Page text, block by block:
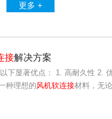
更多 +
接解决方案
下显著优点： 1. 高耐久性 2.
种理想的风机软连接材料，无